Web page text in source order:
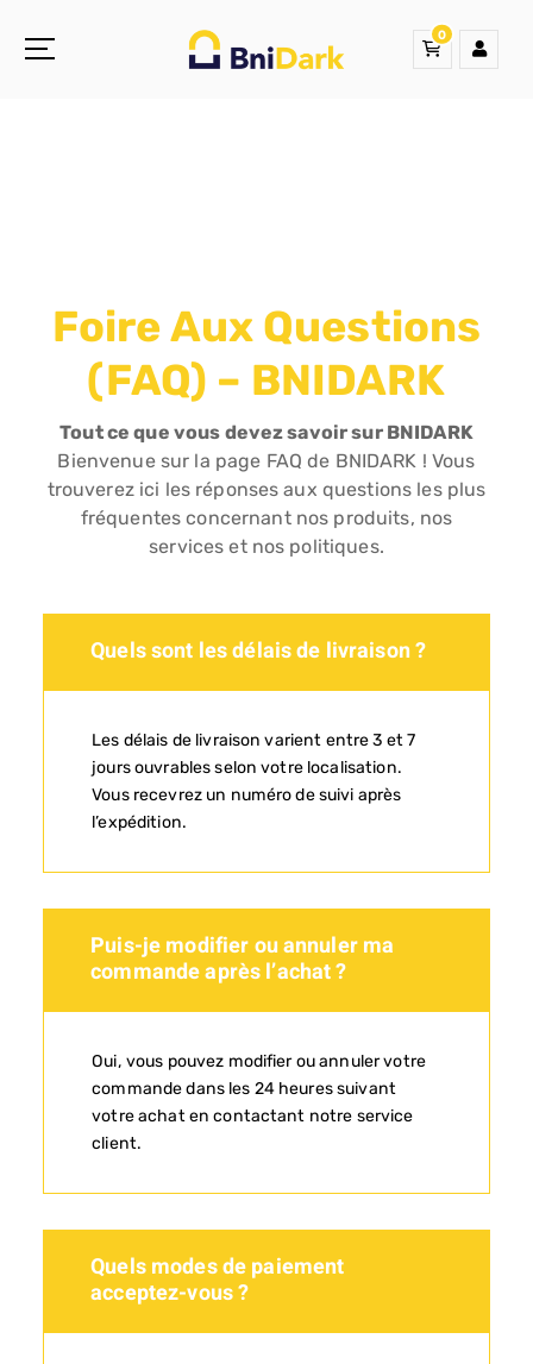
0
Foire Aux Questions
(FAQ) – BNIDARK
Tout ce que vous devez savoir sur BNIDARK
Bienvenue sur la page FAQ de BNIDARK ! Vous
trouverez ici les réponses aux questions les plus
fréquentes concernant nos produits, nos
services et nos politiques.
Quels sont les délais de livraison ?
Les délais de livraison varient entre 3 et 7
jours ouvrables selon votre localisation.
Vous recevrez un numéro de suivi après
l’expédition.
Puis-je modifier ou annuler ma
commande après l’achat ?
Oui, vous pouvez modifier ou annuler votre
commande dans les 24 heures suivant
votre achat en contactant notre service
client.
Quels modes de paiement
acceptez-vous ?